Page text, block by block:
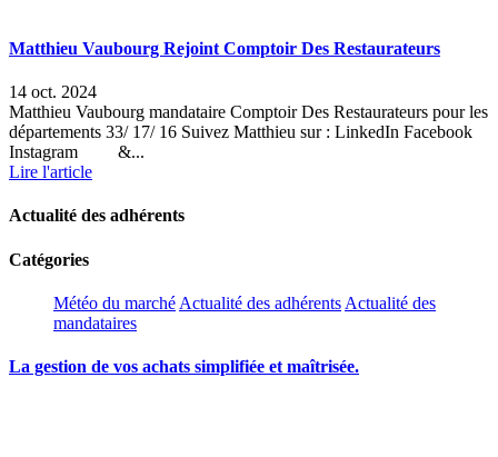
Matthieu Vaubourg Rejoint Comptoir Des Restaurateurs
14 oct. 2024
Matthieu Vaubourg mandataire Comptoir Des Restaurateurs pour les
départements 33/ 17/ 16 Suivez Matthieu sur : LinkedIn Facebook
Instagram &...
Lire l'article
Actualité des adhérents
Catégories
Météo du marché Actualité des adhérents Actualité des
mandataires
La gestion de vos achats simplifiée et maîtrisée.